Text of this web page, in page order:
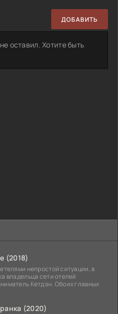
(2018)
непростой ситуации, в
владельца сети отелей
Кетдэн. Обоих главных
(2020)
ДОБАВИТЬ
оставил. Хотите быть